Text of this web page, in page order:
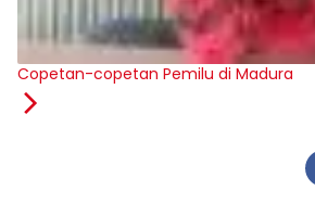
Copetan-copetan Pemilu di Madura